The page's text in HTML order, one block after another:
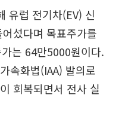
유럽 전기차(EV) 신
섰다며 목표주가를
는 64만5000원이다.
속화법(IAA) 발의로
회복되면서 전사 실